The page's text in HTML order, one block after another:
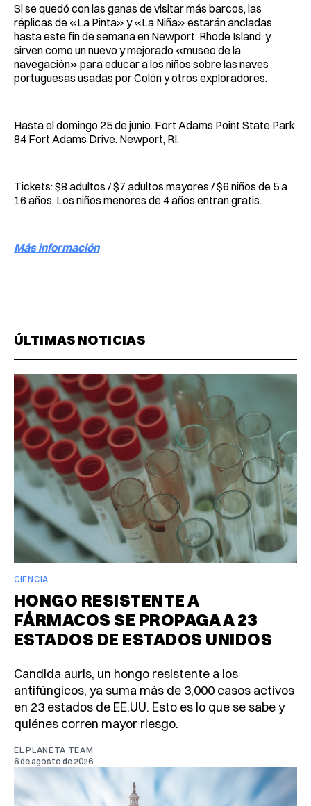
Si se quedó con las ganas de visitar más barcos, las
réplicas de «La Pinta» y «La Niña» estarán ancladas
hasta este fin de semana en Newport, Rhode Island, y
sirven como un nuevo y mejorado «museo de la
navegación» para educar a los niños sobre las naves
portuguesas usadas por Colón y otros exploradores.
Hasta el domingo 25 de junio. Fort Adams Point State Park,
84 Fort Adams Drive. Newport, RI.
Tickets: $8 adultos / $7 adultos mayores / $6 niños de 5 a
16 años. Los niños menores de 4 años entran gratis.
Más información
ÚLTIMAS NOTICIAS
CIENCIA
HONGO RESISTENTE A
FÁRMACOS SE PROPAGA A 23
ESTADOS DE ESTADOS UNIDOS
Candida auris, un hongo resistente a los
antifúngicos, ya suma más de 3,000 casos activos
en 23 estados de EE.UU. Esto es lo que se sabe y
quiénes corren mayor riesgo.
EL PLANETA TEAM
6 de agosto de 2026